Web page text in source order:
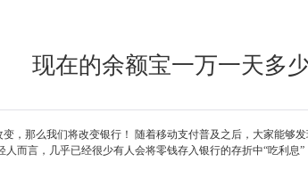
现在的余额宝一万一天多
，那么我们将改变银行！ 随着移动支付普及之后，大家能够
人而言，几乎已经很少有人会将零钱存入银行的存折中“吃利